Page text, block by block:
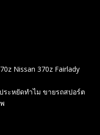
Nissan 370z Fairlady
ระหยัดทำไม ขายรถสปอร์ต